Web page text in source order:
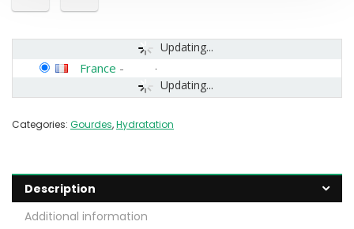
Updating...
Updating...
France -
Categories: Gourdes,Hydratation
Description
Additional information